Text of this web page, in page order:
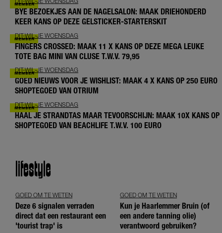
BYE BEZOEKJES AAN DE NAGELSALON: MAAK DRIEHONDERD
KEER KANS OP DEZE GELSTICKER-STARTERSKIT
DIT-WIL-JE WOENSDAG
FINGERS CROSSED: MAAK 11 X KANS OP DEZE MEGA LEUKE
TOTE BAG MINI VAN CLUSE T.W.V. 79,95
DIT-WIL-JE WOENSDAG
GOED NIEUWS VOOR JE WISHLIST: MAAK 4 X KANS OP 250 EURO
SHOPTEGOED VAN OTRIUM
DIT-WIL-JE WOENSDAG
HAAL JE STRANDTAS MAAR TEVOORSCHIJN: MAAK 10X KANS OP
SHOPTEGOED VAN BEACHLIFE T.W.V. 100 EURO
lifestyle
GOED OM TE WETEN
Deze 6 signalen verraden
direct dat een restaurant een
'tourist trap' is
GOED OM TE WETEN
Kun je Haarlemmer Bruin (of
een andere tanning olie)
verantwoord gebruiken?